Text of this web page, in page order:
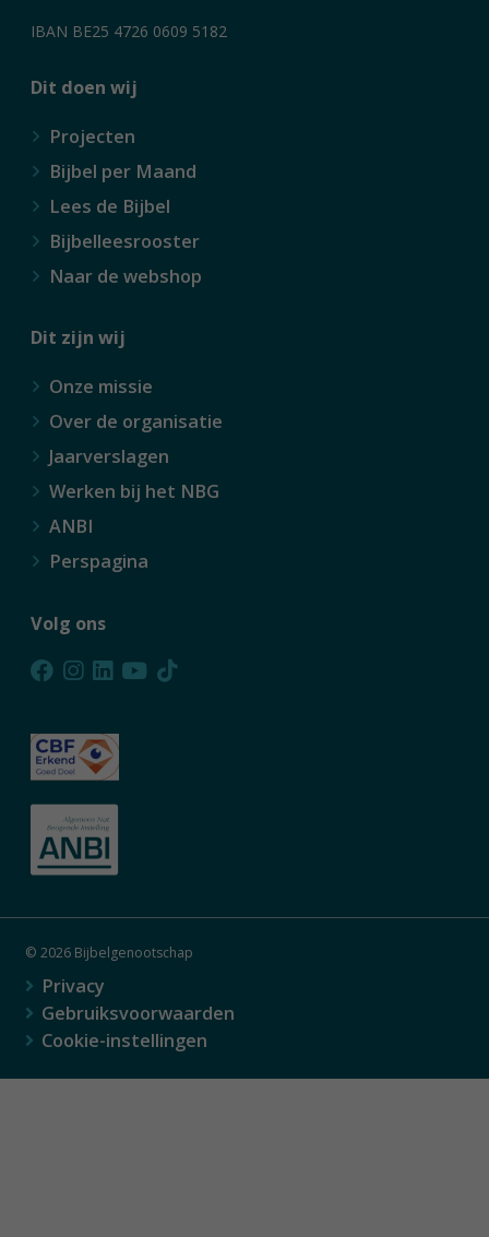
IBAN BE25 4726 0609 5182
Dit doen wij
Projecten
Bijbel per Maand
Lees de Bijbel
Bijbelleesrooster
Naar de webshop
Dit zijn wij
Onze missie
Over de organisatie
Jaarverslagen
Werken bij het NBG
ANBI
Perspagina
Volg ons
© 2026 Bijbelgenootschap
Privacy
Gebruiksvoorwaarden
Cookie-instellingen